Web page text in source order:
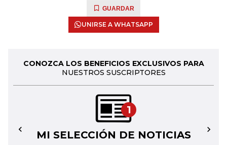
GUARDAR
UNIRSE A WHATSAPP
CONOZCA LOS BENEFICIOS EXCLUSIVOS PARA
NUESTROS SUSCRIPTORES
1
MI SELECCIÓN DE NOTICIAS
← →